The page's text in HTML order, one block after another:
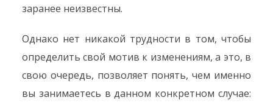
заранее неизвестны.
Однако нет никакой трудности в том, чтобы
определить свой мотив к изменениям, а это, в
свою очередь, позволяет понять, чем именно
вы занимаетесь в данном конкретном случае: